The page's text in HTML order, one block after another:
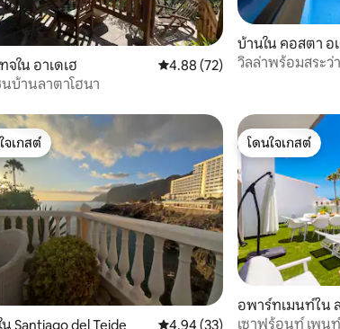
ก 5, 82 รีวิว
จใน อาเดเฮ คะแนนเฉลี่ย 4.88 จาก 5, 72 รีวิ
4.88 (72)
บ้านลาตาโฮนา
บ้านใน คอสตา อ
วิลล่าพร้อมสระว่
ก 5, 89 รีวิว
จเกสต์
จเกสต์
น Santiago del Teide คะแนนเฉลี่ย 4.94 จาก 5, 33 รีวิ
4.94 (33)
โดนใจเกสต์
โดนใจเกสต์
อพาร์ทเมนท์ใน
เซาฟร้อนท์ เพน